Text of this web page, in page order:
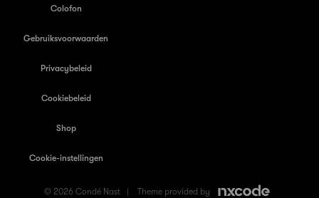
Colofon
Gebruiksvoorwaarden
Privacybeleid
Cookiebeleid
Shop
Cookie-instellingen
© 2026 Condé Nast | Theme provided by